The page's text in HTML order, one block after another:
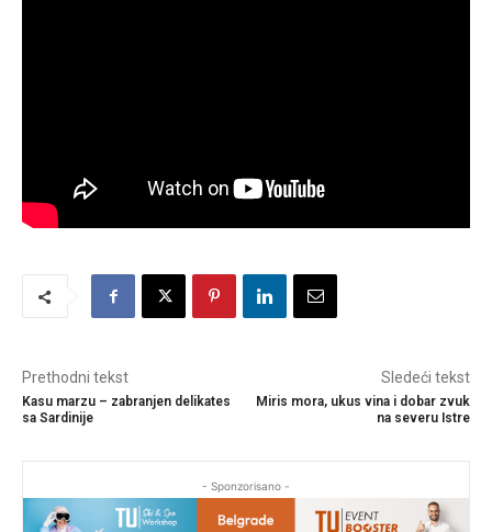
Prethodni tekst
Kasu marzu – zabranjen delikates
sa Sardinije
Sledeći tekst
Miris mora, ukus vina i dobar zvuk
na severu Istre
- Sponzorisano -